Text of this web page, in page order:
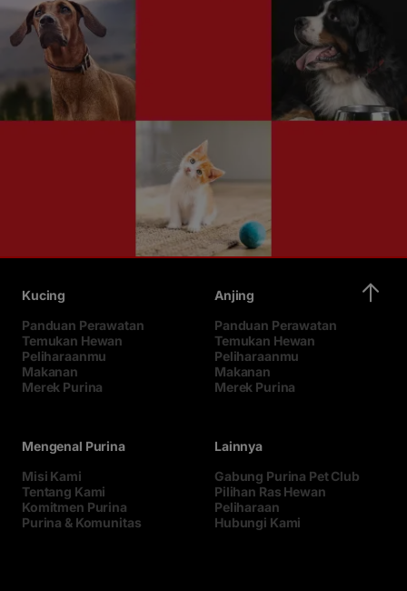
Kucing
Panduan Perawatan
Temukan Hewan
Peliharaanmu
Makanan
Merek Purina
Anjing
Panduan Perawatan
Temukan Hewan
Peliharaanmu
Makanan
Merek Purina
Mengenal Purina
Misi Kami
Tentang Kami
Komitmen Purina
Purina & Komunitas
Lainnya
Gabung Purina Pet Club
Pilihan Ras Hewan
Peliharaan
Hubungi Kami